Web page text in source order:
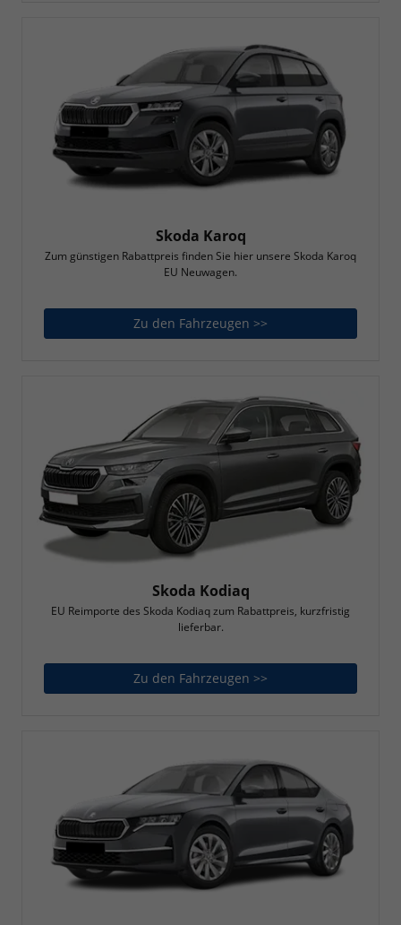
Skoda Karoq
Zum günstigen Rabattpreis finden Sie hier unsere Skoda Karoq
EU Neuwagen.
Zu den Fahrzeugen >>
Skoda Kodiaq
EU Reimporte des Skoda Kodiaq zum Rabattpreis, kurzfristig
lieferbar.
Zu den Fahrzeugen >>